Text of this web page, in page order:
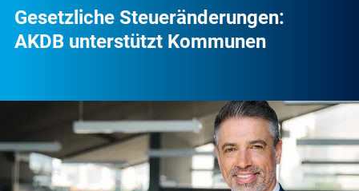
Gesetzliche Steueränderungen:
AKDB unterstützt Kommunen